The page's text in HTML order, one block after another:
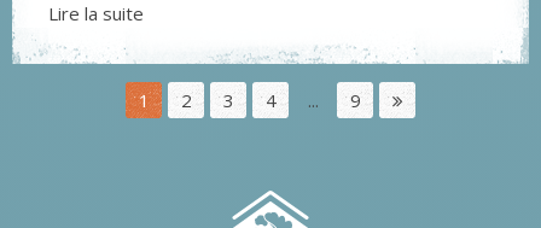
Lire la suite
1 2 3 4 ... 9